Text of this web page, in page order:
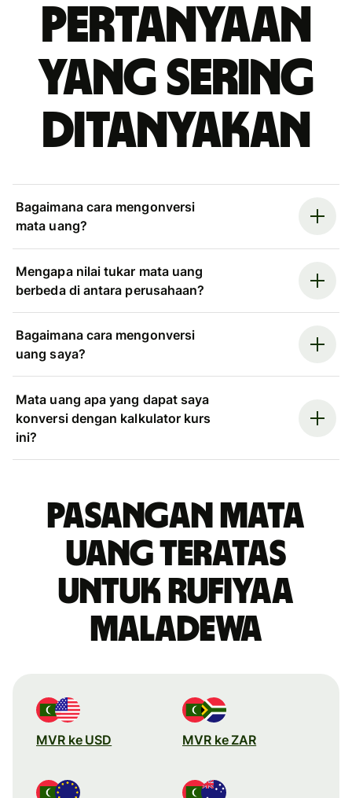
Pertanyaan
yang sering
ditanyakan
Bagaimana cara mengonversi
mata uang?
Mengapa nilai tukar mata uang
berbeda di antara perusahaan?
Bagaimana cara mengonversi
uang saya?
Mata uang apa yang dapat saya
konversi dengan kalkulator kurs
ini?
Pasangan mata
uang teratas
untuk rufiyaa
Maladewa
MVR ke USD MVR ke ZAR